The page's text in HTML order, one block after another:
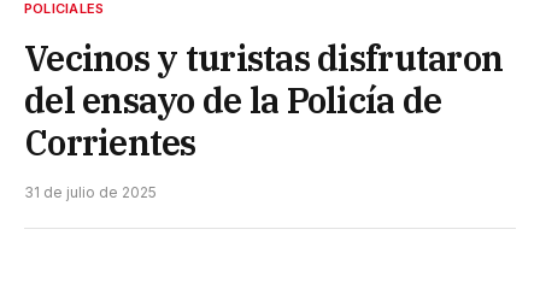
POLICIALES
Vecinos y turistas disfrutaron
del ensayo de la Policía de
Corrientes
31 de julio de 2025